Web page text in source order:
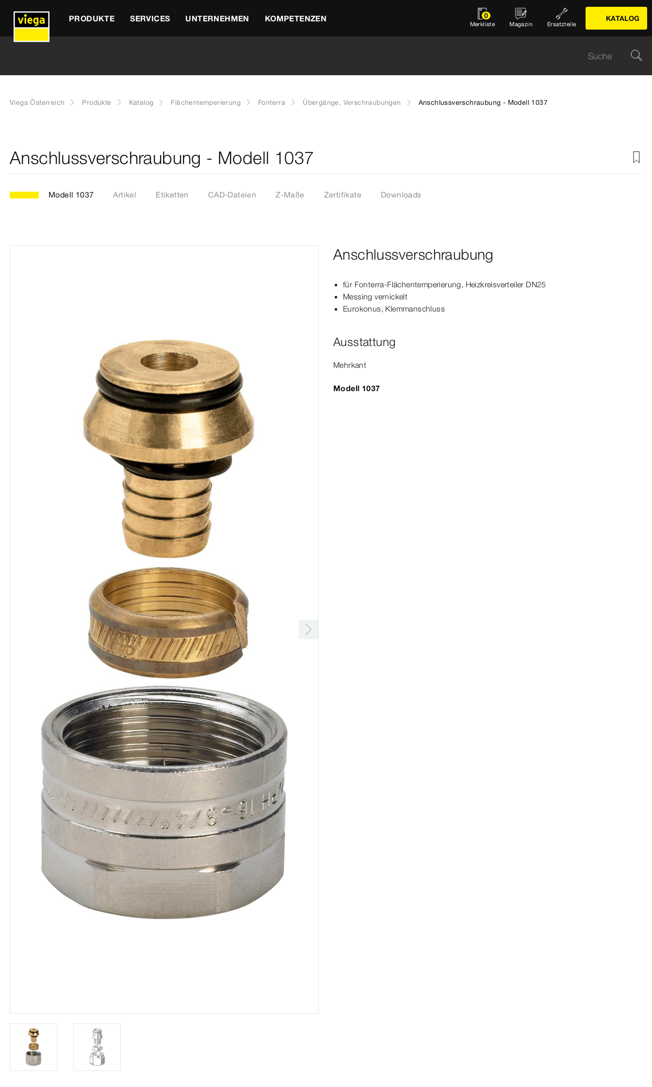
PRODUKTE SERVICES UNTERNEHMEN KOMPETENZEN 0
Merkliste Magazin Ersatzteile
KATALOG
Viega Österreich Produkte Katalog Flächentemperierung Fonterra Übergänge, Verschraubungen Anschlussverschraubung - Modell 1037
Anschlussverschraubung - Modell 1037
Modell 1037 Artikel Etiketten CAD-Dateien Z-Maße Zertifikate Downloads
Anschlussverschraubung
für Fonterra-​Flächentemperierung, Heizkreisverteiler DN25
Messing vernickelt
Eurokonus, Klemmanschluss
Ausstattung
Mehrkant
Modell 1037